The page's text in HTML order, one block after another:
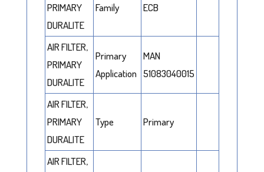
PRIMARY
DURALITE
Family ECB
AIR FILTER,
PRIMARY
DURALITE
Primary
Application
MAN
51083040015
AIR FILTER,
PRIMARY
DURALITE
Type Primary
AIR FILTER,